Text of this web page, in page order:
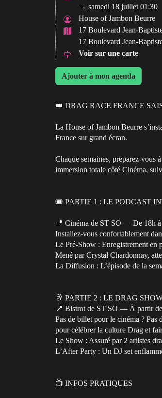
→ samedi 18 juillet 01:30
House of Jambon Beurre
17 Boulevard Jean-
17 Boulevard Jean-
Voir sur une carte
Ajouter à mon agenda
👑 DRAG RACE FRANCE
La House of Jambon Beurre
France sur grand écran.
Chaque semaines, préparez-vous
immersion totale côté Cinéma,
🎟️ PARTIE 1 : LE PODCAST
📍 Cinéma de ST SO — De 18h
Installez-vous confortablement
Le Pré-Show : Enregistrement en
Mené par Crystal Chardonnay,
La Diffusion : L’épisode de la
🥂 PARTIE 2 : LE DRAG
📍 Bistrot de ST SO — À partir
Pas de billet pour le cinéma ?
pour célébrer la culture Drag et
Le Show : Assuré par 2 artistes
L’After Party : Un DJ set
📺 INFOS PRATIQUES